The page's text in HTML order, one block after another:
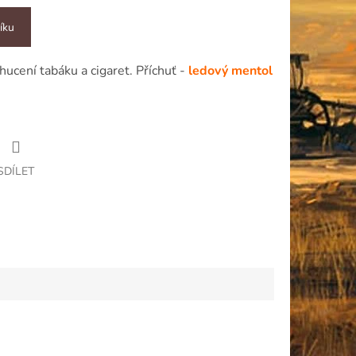
tabáku a cigaret. Příchuť - ledový mentol